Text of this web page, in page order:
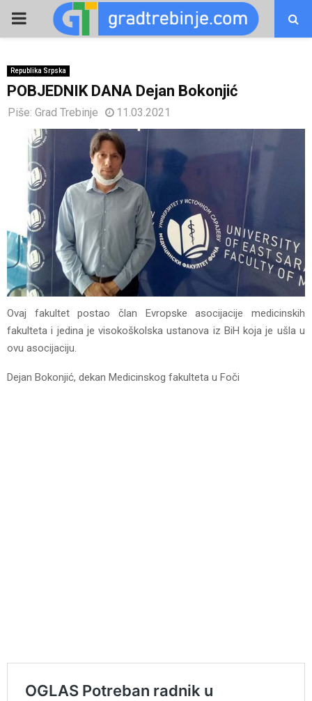
PRIMARY
Republika Srpska
POBJEDNIK DANA Dejan Bokonjić
Piše: Grad Trebinje 11.03.2021
Ovaj fakultet postao član Evropske asocijacije medicinskih
fakulteta i jedina je visokoškolska ustanova iz BiH koja je ušla u
ovu asocijaciju.
Dejan Bokonjić, dekan Medicinskog fakulteta u Foči